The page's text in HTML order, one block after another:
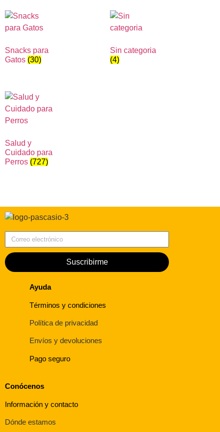
Snacks para
Gatos (30)
Sin categoria
(4)
Salud y
Cuidado para
Perros (727)
Suscribirme
Ayuda
Términos y condiciones
Política de privacidad
Envíos y devoluciones
Pago seguro
Conócenos
Información y contacto
Dónde estamos